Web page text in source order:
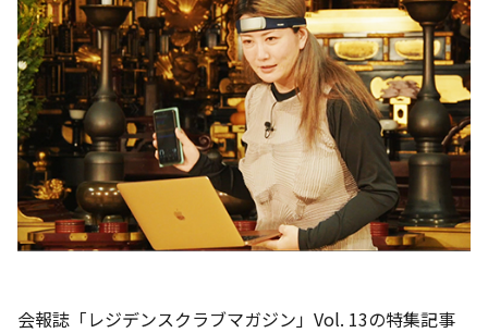
会報誌「レジデンスクラブマガジン」Vol. 13の特集記事